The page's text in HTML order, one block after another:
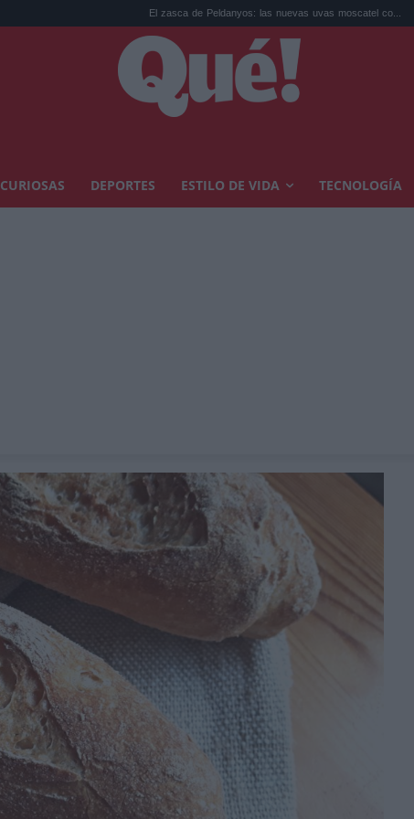
El zasca de Peldanyos: las nuevas uvas moscatel co... 65 muertes
CURIOSAS DEPORTES ESTILO DE VIDA TECNOLOGÍA